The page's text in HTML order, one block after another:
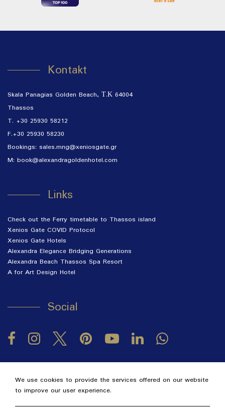
Kontakt
Skala Panagias Golden Beach, Τ.Κ 64004
Thassos
T. +30 25930 58212
F.+30 25930 58230
Bookings: sales.mng@xeniosgate.gr
M: book@alexandragoldenhotel.com
Links
Check out the Ferry timetable to Thassos island
Xenios Gate COVID Protocol
Xenios Gate Hotels
Alexandra Elegance Bridging Generations
Alexandra Beach Thassos Spa Resort
A for Art Design Hotel
Social
FacebookInstagramTwitter PinterestYouTube LinkedIn
2026 @ Alexandra Golden Thassos Boutique Hotel.
122063330000.
We use cookies to provide the services offered on our website
to improve our user experience.